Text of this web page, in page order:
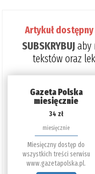
Artykuł
SUBSKRYBUJaby
tekstów oraz
Gazeta Polska
miesięcznie
34 zł
miesięcznie
Miesięczny dostęp do
wszystkich treści serwisu
www.gazetapolska.pl.